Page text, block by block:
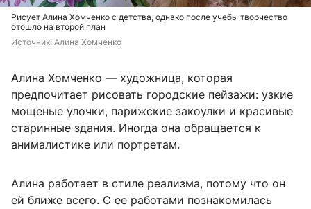
Рисует Алина Хомченко с детства, однако после учебы творчество
отошло на второй план
Источник: Алина Хомченко
Алина Хомченко — художница, которая
предпочитает рисовать городские пейзажи: узкие
мощеные улочки, парижские закоулки и красивые
старинные здания. Иногда она обращается к
анималистике или портретам.
Алина работает в стиле реализма, потому что он
ей ближе всего. С ее работами познакомилась